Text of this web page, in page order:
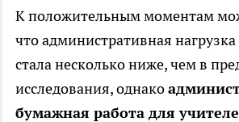
К положительным моментам
что административная
стала несколько ниже, чем в
исследования, однако
бумажная работа для